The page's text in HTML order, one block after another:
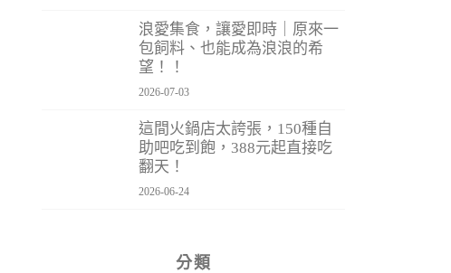
浪愛集食，讓愛即時｜原來一
包飼料、也能成為浪浪的希
望！！
2026-07-03
這間火鍋店太誇張，150種自
助吧吃到飽，388元起直接吃
翻天！
2026-06-24
分類